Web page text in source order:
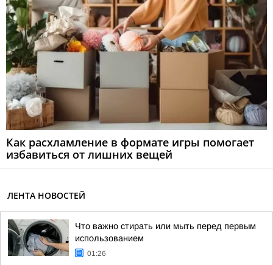
Как расхламление в формате игры помогает
избавиться от лишних вещей
ЛЕНТА НОВОСТЕЙ
Что важно стирать или мыть перед первым
использованием
01:26